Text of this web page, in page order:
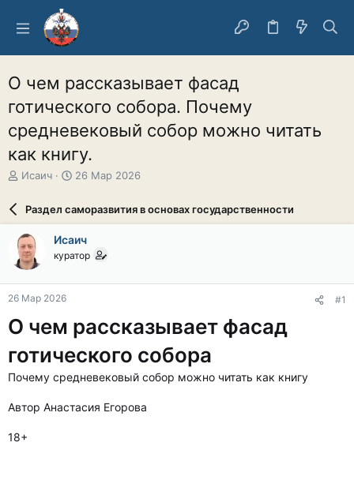
О чем рассказывает фасад
готического собора. Почему
средневековый собор можно читать
как книгу.
А
о
р
т
е
м
ы
Исаич
Д
а
а
ч
л
26 Мар 2026
Раздел саморазвития в основах государственности
Исаич
куратор
26 Мар 2026 #1
О чем рассказывает фасад
готического собора
Почему средневековый собор можно читать как книгу
Автор Анастасия Егорова
18+